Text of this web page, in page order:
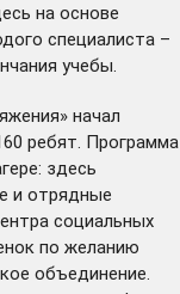
на основе
специалиста –
учебы.
начал
ребят. Программа
здесь
и отрядные
социальных
по желанию
объединение.